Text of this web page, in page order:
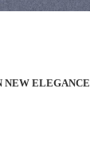
NEW ELEGANCE